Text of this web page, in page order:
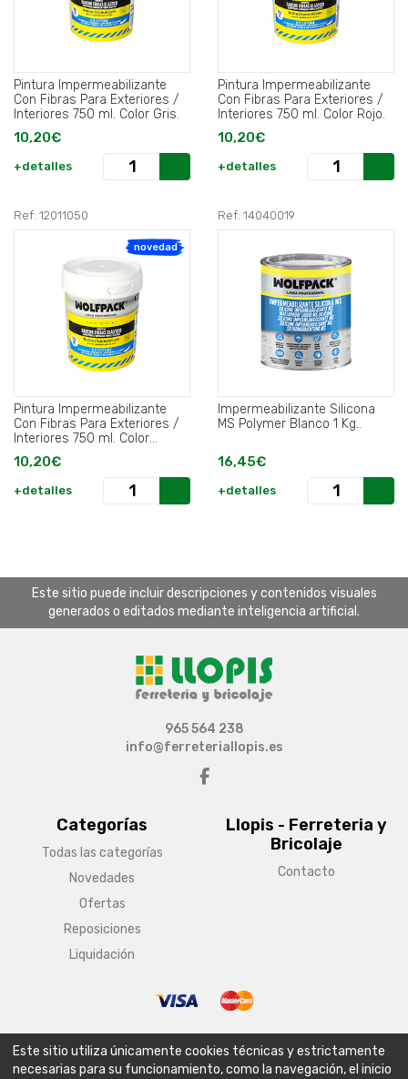
Pintura Impermeabilizante
Con Fibras Para Exteriores /
Interiores 750 ml. Color Gris.
10,20€
+detalles
Pintura Impermeabilizante
Con Fibras Para Exteriores /
Interiores 750 ml. Color Rojo.
10,20€
+detalles
Ref: 12011050
novedad
Pintura Impermeabilizante
Con Fibras Para Exteriores /
Interiores 750 ml. Color
Blanco.
10,20€
+detalles
Ref: 14040019
Impermeabilizante Silicona
MS Polymer Blanco 1 Kg..
16,45€
+detalles
Este sitio puede incluir descripciones y contenidos visuales
generados o editados mediante inteligencia artificial.
Categorías
Todas las categorías
Novedades
Ofertas
Reposiciones
Liquidación
Llopis - Ferreteria y
Bricolaje
Contacto
965 564 238
info@ferreteriallopis.es
Aviso legal Condiciones generales de venta Política de envío
Este sitio utiliza únicamente cookies técnicas y estrictamente
necesarias para su funcionamiento, como la navegación, el inicio